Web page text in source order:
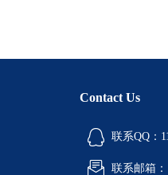
Contact Us
联系QQ：
联系邮箱：